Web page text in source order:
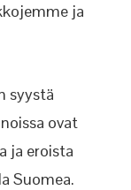
ja
syystä
ovat
ja eroista
Suomea.